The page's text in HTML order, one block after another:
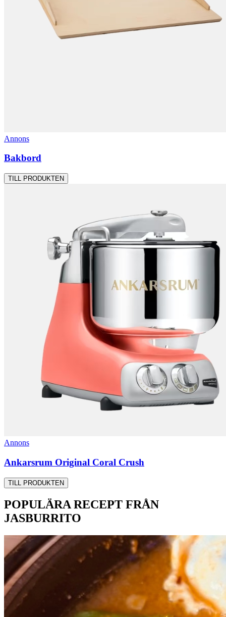
Annons
Bakbord
TILL PRODUKTEN
Annons
Ankarsrum Original Coral Crush
TILL PRODUKTEN
POPULÄRA RECEPT FRÅN
JASBURRITO